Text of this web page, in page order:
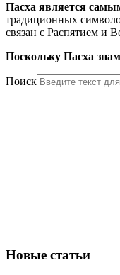
Пасха является
традиционных
связан с Распятием и
Поскольку Пасха
Поиск
Новые статьи